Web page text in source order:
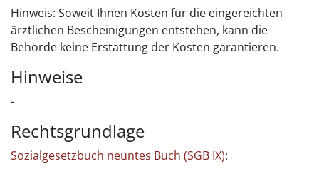
Hinweis: Soweit Ihnen Kosten für die eingereichten
ärztlichen Bescheinigungen entstehen, kann die
Behörde keine Erstattung der Kosten garantieren.
Hinweise
-
Rechtsgrundlage
Sozialgesetzbuch neuntes Buch (SGB IX):